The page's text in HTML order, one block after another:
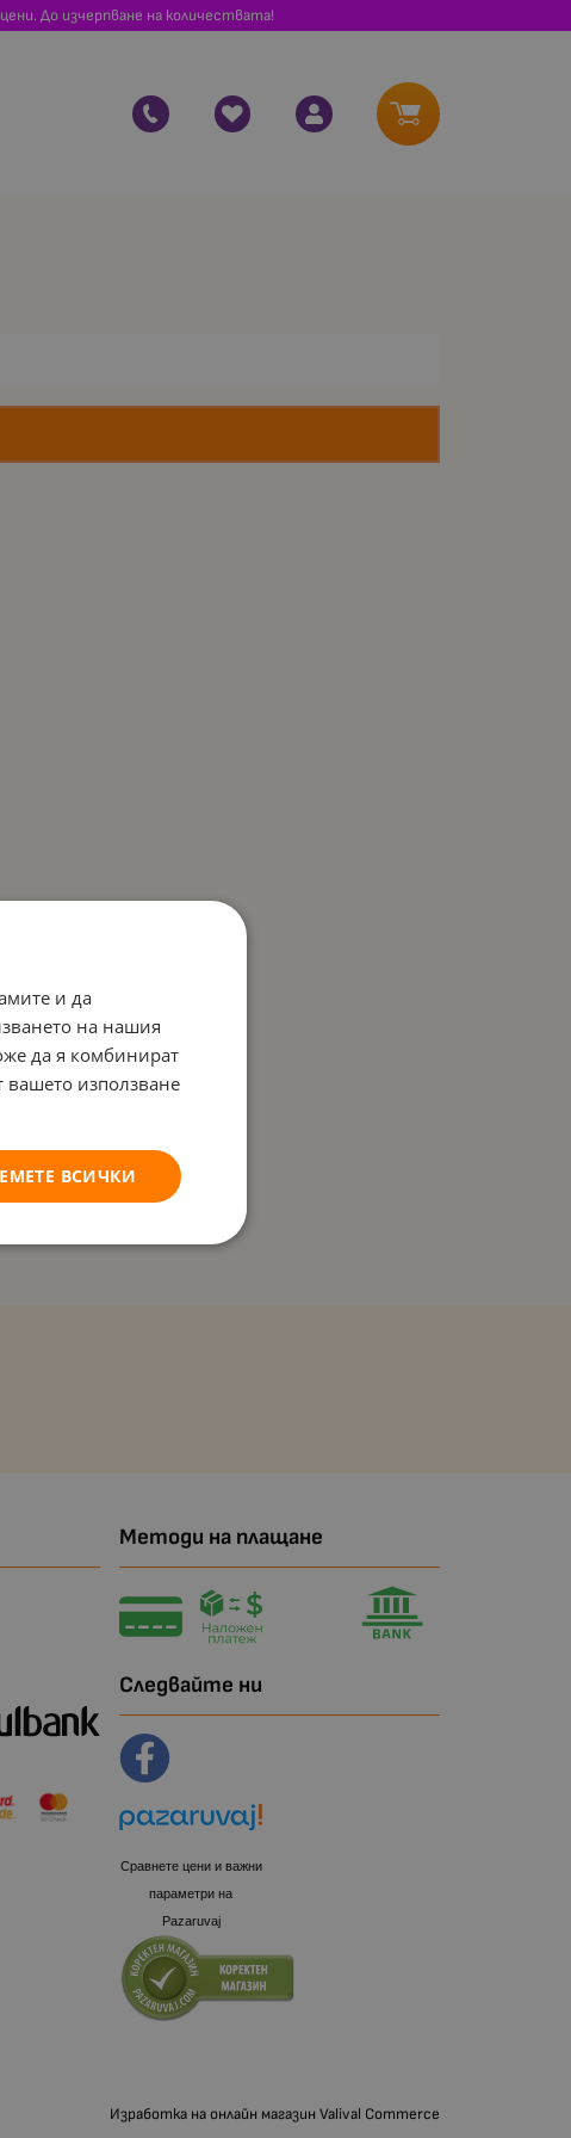
До изчерпване на количествата!
Методи на плащане
Следвайте ни
Сравнете цени и важни
параметри на
Pazaruvaj
Изработка на онлайн магазин Valival Commerce
и да
на нашия
да я комбинират
вашето използване
ВСИЧКИ